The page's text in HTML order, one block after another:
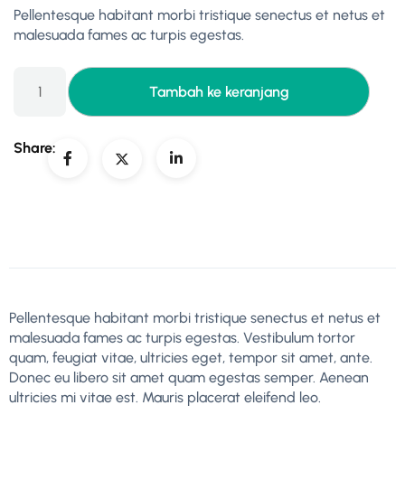
Pellentesque habitant morbi tristique senectus et netus et
malesuada fames ac turpis egestas.
Tambah ke keranjang
Share:
Pellentesque habitant morbi tristique senectus et netus et
malesuada fames ac turpis egestas. Vestibulum tortor
quam, feugiat vitae, ultricies eget, tempor sit amet, ante.
Donec eu libero sit amet quam egestas semper. Aenean
ultricies mi vitae est. Mauris placerat eleifend leo.